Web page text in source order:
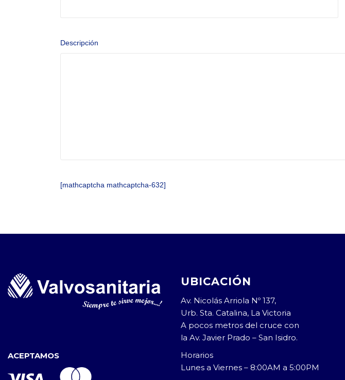
Descripción
[mathcaptcha mathcaptcha-632]
ACEPTAMOS
UBICACIÓN
Av. Nicolás Arriola Nº 137,
Urb. Sta. Catalina, La Victoria
A pocos metros del cruce con
la Av. Javier Prado – San Isidro.
Horarios
Lunes a Viernes – 8:00AM a 5:00PM